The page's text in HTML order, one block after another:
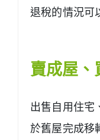
退稅的情況可
賣成屋、
出售自用住宅
於舊屋完成移